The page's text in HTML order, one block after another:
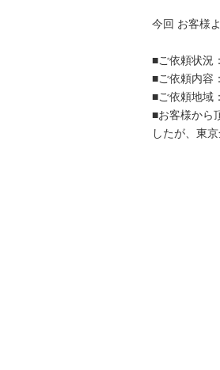
今回 お客様
■ご依頼状況
■ご依頼内容
■ご依頼地域
■お客様から
したが、東